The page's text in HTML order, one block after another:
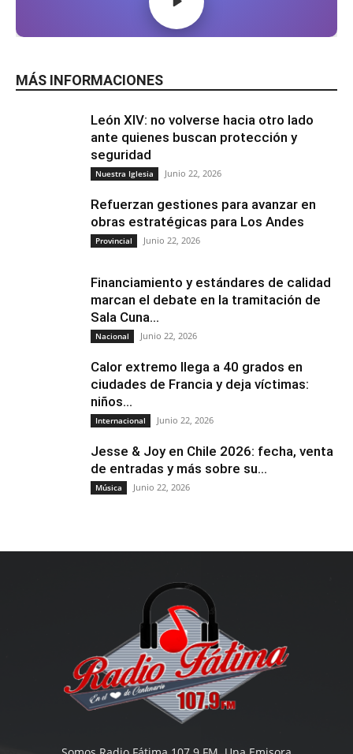
MÁS INFORMACIONES
León XIV: no volverse hacia otro lado
ante quienes buscan protección y
seguridad
Nuestra Iglesia Junio 22, 2026
Refuerzan gestiones para avanzar en
obras estratégicas para Los Andes
Provincial Junio 22, 2026
Financiamiento y estándares de calidad
marcan el debate en la tramitación de
Sala Cuna...
Nacional Junio 22, 2026
Calor extremo llega a 40 grados en
ciudades de Francia y deja víctimas:
niños...
Internacional Junio 22, 2026
Jesse & Joy en Chile 2026: fecha, venta
de entradas y más sobre su...
Música Junio 22, 2026